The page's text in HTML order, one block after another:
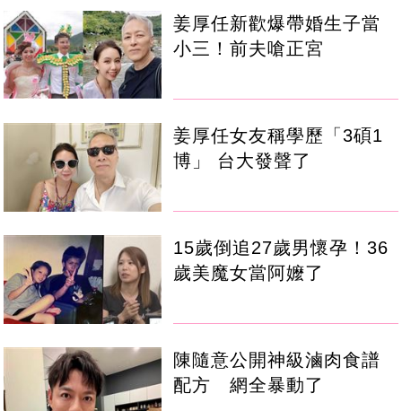
姜厚任新歡爆帶婚生子當
小三！前夫嗆正宮
姜厚任女友稱學歷「3碩1
博」 台大發聲了
15歲倒追27歲男懷孕！36
歲美魔女當阿嬤了
陳隨意公開神級滷肉食譜
配方 網全暴動了